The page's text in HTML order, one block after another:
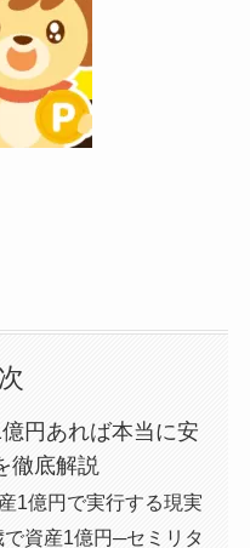
円あれば本当に安
徹底解説
1億円で実行する現実
資産1億円─セミリタ